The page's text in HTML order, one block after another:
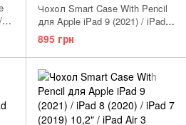
Чохол Smart Case With Pencil
для Apple iPad 9 (2021) / iPad 8
(2020) / iPad 7 (2019) 10,2" /
iPad Air 3 (2019) / iPad Pro 2
(2017) 10.5" Black
895 грн